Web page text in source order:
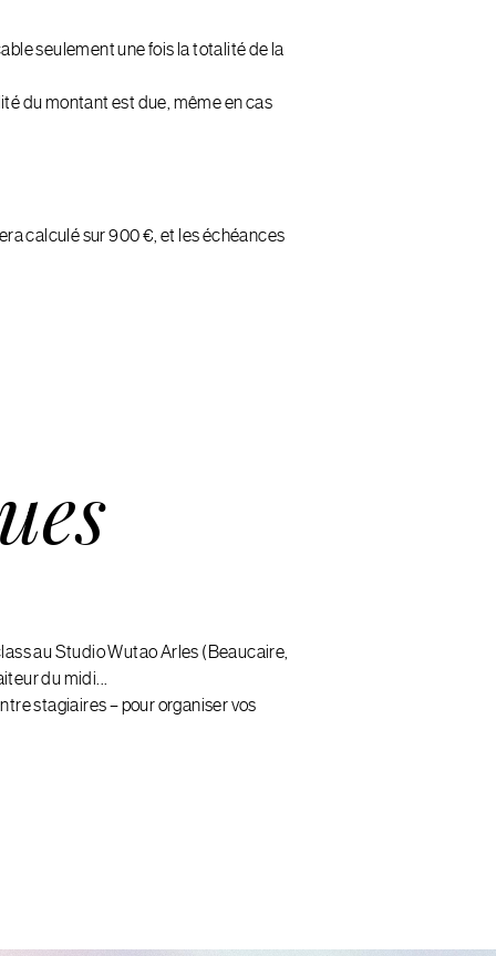
seulement une fois la totalité de la
du montant est due, même en cas
calculé sur 900 €, et les échéances
au Studio Wutao Arles (Beaucaire,
du midi...
stagiaires – pour organiser vos